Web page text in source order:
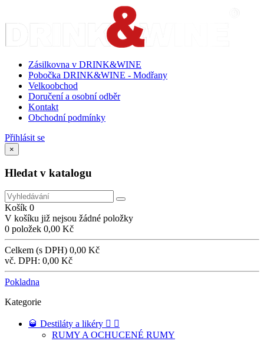
Zásilkovna v DRINK&WINE
Pobočka DRINK&WINE - Modřany
Velkoobchod
Doručení a osobní odběr
Kontakt
Obchodní podmínky
Přihlásit se
×
Hledat v katalogu
Košík 0
V košíku již nejsou žádné položky
0 položek 0,00 Kč
Celkem (s DPH) 0,00 Kč
vč. DPH: 0,00 Kč
Pokladna
Kategorie
🥃 Destiláty a likéry  
RUMY A OCHUCENÉ RUMY